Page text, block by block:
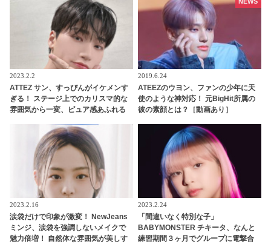
生活のドタバタな日々が思い浮かぶ
ようだとファンほっこり
2023.2.2
ATTEZ サン、すっぴんがイケメンす
ぎる！ ステージ上でのカリスマ的な
雰囲気から一変、ピュア感あふれる
2019.6.24
ATEEZのウヨン、ファンの少年に天
使のような神対応！ 元BigHit所属の
彼の素顔とは？［動画あり］
2023.2.16
涙袋だけで印象が激変！ NewJeans
ミンジ、涙袋を強調しないメイクで
魅力倍増！ 自然体な雰囲気が美しす
2023.2.24
「間違いなく特別な子」
BABYMONSTER チキータ、なんと
練習期間３ヶ月でグループに電撃合